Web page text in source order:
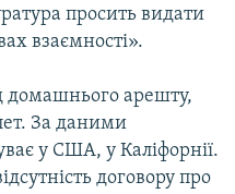
просить видати
взаємності».
домашнього арешту,
За даними
у США, у Каліфорнії.
договору про